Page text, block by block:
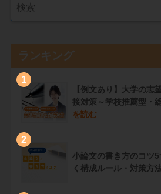
ランキング
1
【例文あり】大学の志
接対策～学校推薦型・
を読む
2
小論文の書き方のコツ
く構成ルール・対策方